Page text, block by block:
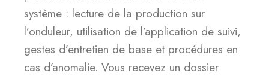
système : lecture de la production sur
l’onduleur, utilisation de l’application de suivi,
gestes d’entretien de base et procédures en
cas d’anomalie. Vous recevez un dossier